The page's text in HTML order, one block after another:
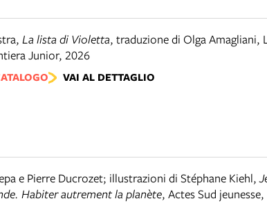
, La lista di Violetta, traduzione di Olga Amagliani,
Junior, 2026
VAI AL DETTAGLIO
e Pierre Ducrozet; illustrazioni di Stéphane Kiehl,
Habiter autrement la planète, Actes Sud jeunesse,